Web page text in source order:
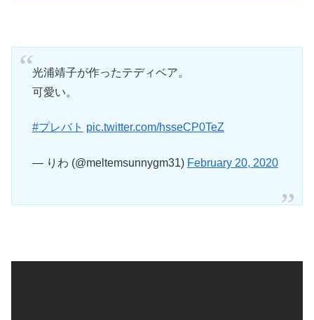
光浦靖子が作ったテディベア。
可愛い。
#プレバト pic.twitter.com/hsseCP0TeZ
— りわ (@meltemsunnygm31) February 20, 2020